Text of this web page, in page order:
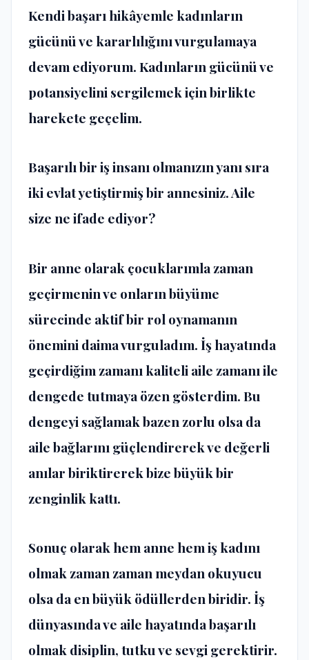
Kendi başarı hikâyemle kadınların
gücünü ve kararlılığını vurgulamaya
devam ediyorum. Kadınların gücünü ve
potansiyelini sergilemek için birlikte
harekete geçelim.
Başarılı bir iş insanı olmanızın yanı sıra
iki evlat yetiştirmiş bir annesiniz. Aile
size ne ifade ediyor?
Bir anne olarak çocuklarımla zaman
geçirmenin ve onların büyüme
sürecinde aktif bir rol oynamanın
önemini daima vurguladım. İş hayatında
geçirdiğim zamanı kaliteli aile zamanı ile
dengede tutmaya özen gösterdim. Bu
dengeyi sağlamak bazen zorlu olsa da
aile bağlarını güçlendirerek ve değerli
anılar biriktirerek bize büyük bir
zenginlik kattı.
Sonuç olarak hem anne hem iş kadını
olmak zaman zaman meydan okuyucu
olsa da en büyük ödüllerden biridir. İş
dünyasında ve aile hayatında başarılı
olmak disiplin, tutku ve sevgi gerektirir.